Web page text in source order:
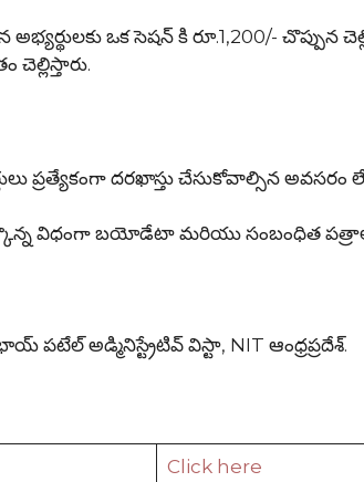
ఒక సెషన్ కి రూ.1,200/- చొప్పున
చెల్లిస్తారు.
ప్రత్యేకంగా దరఖాస్తు చేసుకోవాల్సిన అవసరం
విధంగా బయోడేటా మరియు సంబంధిత
పటేల్ అడ్మినిస్ట్రేటివ్ విస్టా, NIT ఆంధ్రప్రదేశ్.
Click here